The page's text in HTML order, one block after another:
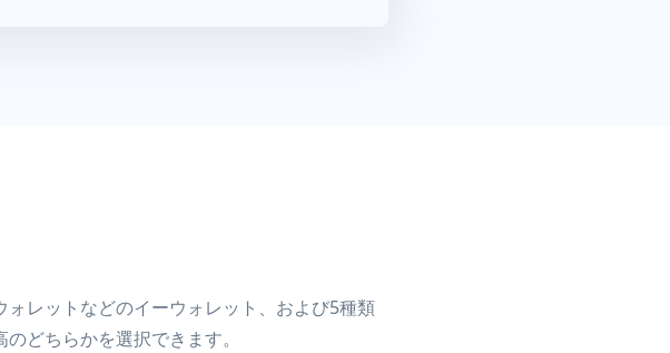
レットなどのイーウォレット、および5種類
どちらかを選択できます。